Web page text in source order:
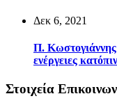
Δεκ 6, 2021
Π.
ενέργειες
Στοιχεία